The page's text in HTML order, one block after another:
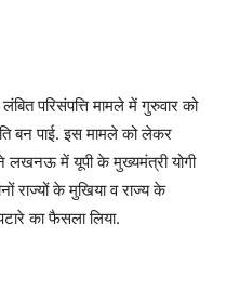
परिसंपत्ति मामले में गुरुवार को
बन पाई. इस मामले को लेकर
लखनऊ में यूपी के मुख्यमंत्री योगी
राज्यों के मुखिया व राज्य के
का फैसला लिया.